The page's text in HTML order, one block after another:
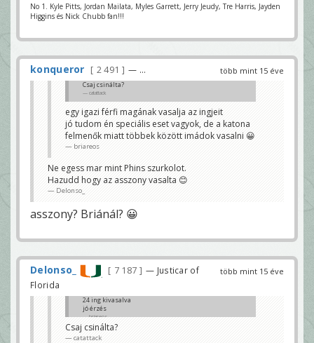
No 1. Kyle Pitts, Jordan Mailata, Myles Garrett, Jerry Jeudy, Tre Harris, Jayden
Higgins és Nick Chubb fan!!!
több mint 15 éve
konqueror 2 491 — ...
Csaj csinálta?
catattack
egy igazi férfi magának vasalja az ingjeit
jó tudom én speciális eset vagyok, de a katona
felmenők miatt többek között imádok vasalni 😀
briareos
Ne egess mar mint Phins szurkolot.
Hazudd hogy az asszony vasalta 😊
Delonso_
asszony? Briánál? 😀
több mint 15 éve
Delonso_ 7 187
— Justicar of
Florida
24 ing kivasalva
jó érzés
briareos
Csaj csinálta?
catattack